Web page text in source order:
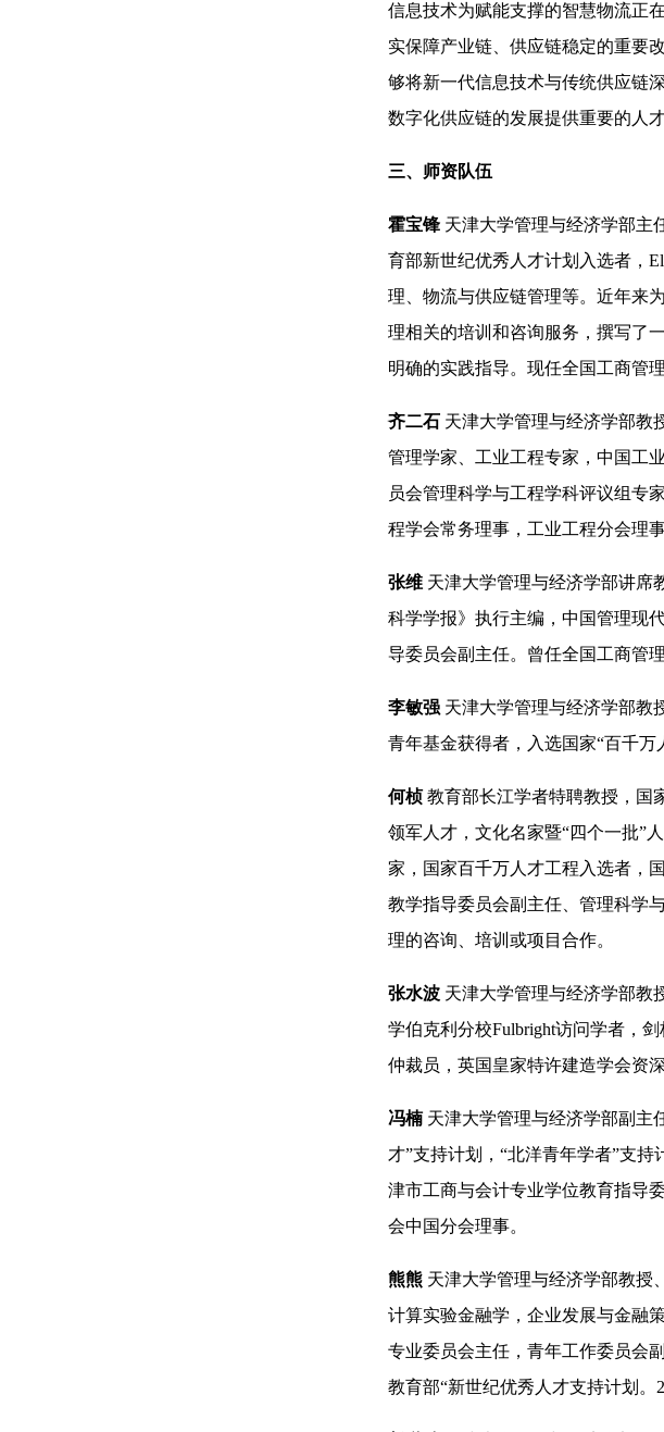
信息技术为赋能支撑的智慧物流正
实保障产业链、供应链稳定的重要
够将新一代信息技术与传统供应链
数字化供应链的发展提供重要的人
三、师资队伍
霍宝锋 天津大学管理与经济学部主
育部新世纪优秀人才计划入选者，
理、物流与供应链管理等。近年来
理相关的培训和咨询服务，撰写了
明确的实践指导。现任全国工商管
齐二石 天津大学管理与经济学部教
管理学家、工业工程专家，中国工
员会管理科学与工程学科评议组专
程学会常务理事，工业工程分会理
张维 天津大学管理与经济学部讲席
科学学报》执行主编，中国管理现
导委员会副主任。曾任全国工商管
李敏强 天津大学管理与经济学部教
青年基金获得者，入选国家“百千万
何桢教育部长江学者特聘教授，国
领军人才，文化名家暨“四个一批”
家，国家百千万人才工程入选者，
教学指导委员会副主任、管理科学
理的咨询、培训或项目合作。
张水波 天津大学管理与经济学部教
学伯克利分校Fulbright访问学者，
仲裁员，英国皇家特许建造学会资
冯楠 天津大学管理与经济学部副主
才”支持计划，“北洋青年学者”支
津市工商与会计专业学位教育指导
会中国分会理事。
熊熊 天津大学管理与经济学部教授
计算实验金融学，企业发展与金融
专业委员会主任，青年工作委员会
教育部“新世纪优秀人才支持计划。